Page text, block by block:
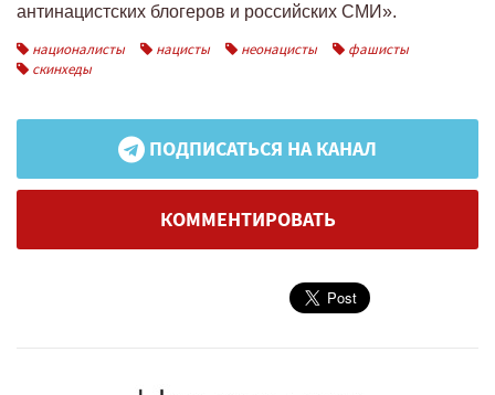
антинацистских блогеров и российских СМИ».
националисты
нацисты неонацисты
фашисты
скинхеды
ПОДПИСАТЬСЯ НА КАНАЛ
КОММЕНТИРОВАТЬ